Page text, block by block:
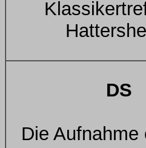
DS
Die Aufnahme